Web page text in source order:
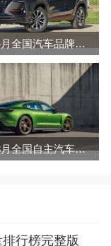
2023年4月全国汽车品牌销量排行榜完整版
2023年3月全国自主汽车品牌销量排行榜完整版
行榜完整版